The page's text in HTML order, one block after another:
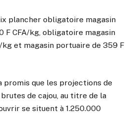
plancher obligatoire magasin
F CFA/kg, obligatoire magasin
kg et magasin portuaire de 359 F
promis que les projections de
de cajou, au titre de la
se situent à 1.250.000